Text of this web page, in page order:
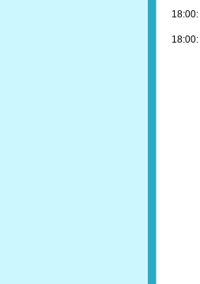
18:00:
18:00: